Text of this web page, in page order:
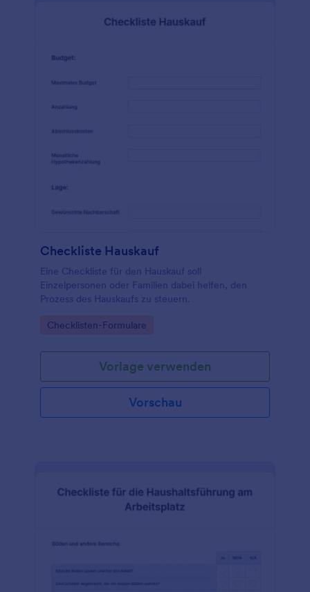
Checkliste Hauskauf
Eine Checkliste für den Hauskauf soll
Einzelpersonen oder Familien dabei helfen, den
Prozess des Hauskaufs zu steuern.
Go to Category:
Checklisten-Formulare
Vorlage verwenden
Vorschau